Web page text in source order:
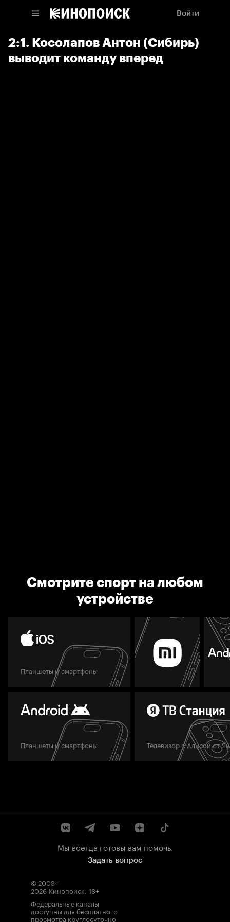
Войти
2:1. Косолапов Антон (Сибирь)
выводит команду вперед
Смотрите спорт на любом
устройстве
Планшеты и смартфоны
Планшеты и смартфоны Телевизор с Алисой от
Мы всегда готовы вам помочь.
Задать вопрос
© 2003–
2026 Кинопоиск. 18+
Федеральные каналы
доступны для бесплатного
просмотра круглосуточно